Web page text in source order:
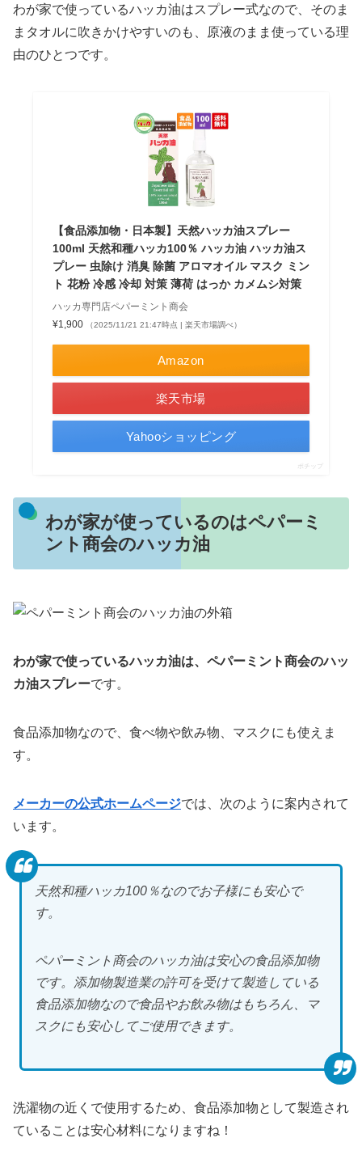
わが家で使っているハッカ油はスプレー式なので、そのま
まタオルに吹きかけやすいのも、原液のまま使っている理
由のひとつです。
【食品添加物・日本製】天然ハッカ油スプレー
100ml 天然和種ハッカ100％ ハッカ油 ハッカ油ス
プレー 虫除け 消臭 除菌 アロマオイル マスク ミン
ト 花粉 冷感 冷却 対策 薄荷 はっか カメムシ対策
ハッカ専門店ペパーミント商会
¥1,900
（2025/11/21 21:47時点 | 楽天市場調べ）
Amazon
楽天市場
Yahooショッピング
ポチップ
わが家が使っているのはペパーミ
ント商会のハッカ油
わが家で使っているハッカ油は、ペパーミント商会のハッ
カ油スプレーです。
食品添加物なので、食べ物や飲み物、マスクにも使えま
す。
メーカーの公式ホームページでは、次のように案内されて
います。
天然和種ハッカ100％なのでお子様にも安心で
す。
ペパーミント商会のハッカ油は安心の食品添加物
です。添加物製造業の許可を受けて製造している
食品添加物なので食品やお飲み物はもちろん、マ
スクにも安心してご使用できます。
洗濯物の近くで使用するため、食品添加物として製造され
ていることは安心材料になりますね！